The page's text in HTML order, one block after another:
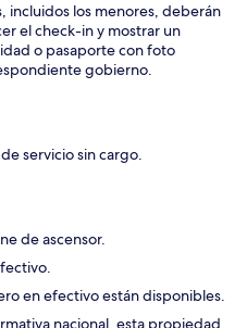
incluidos los menores, deberán
el check-in y mostrar un
o pasaporte con foto
gobierno.
servicio sin cargo.
de ascensor.
en efectivo están disponibles.
nacional, esta propiedad